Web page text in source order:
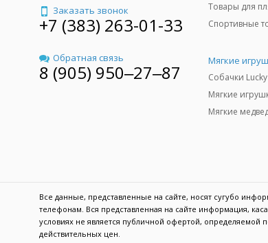
Заказать звонок
+7 (383) 263-01-33
Обратная связь
8 (905) 950‒27‒87
Спортивные
Мягкие
Собачки Lucky
Мягкие
Мягкие
Все данные, представленные на сайте, носят сугубо
телефонам. Вся представленная на сайте информация,
условиях не является публичной офертой, определяемой
действительных цен.